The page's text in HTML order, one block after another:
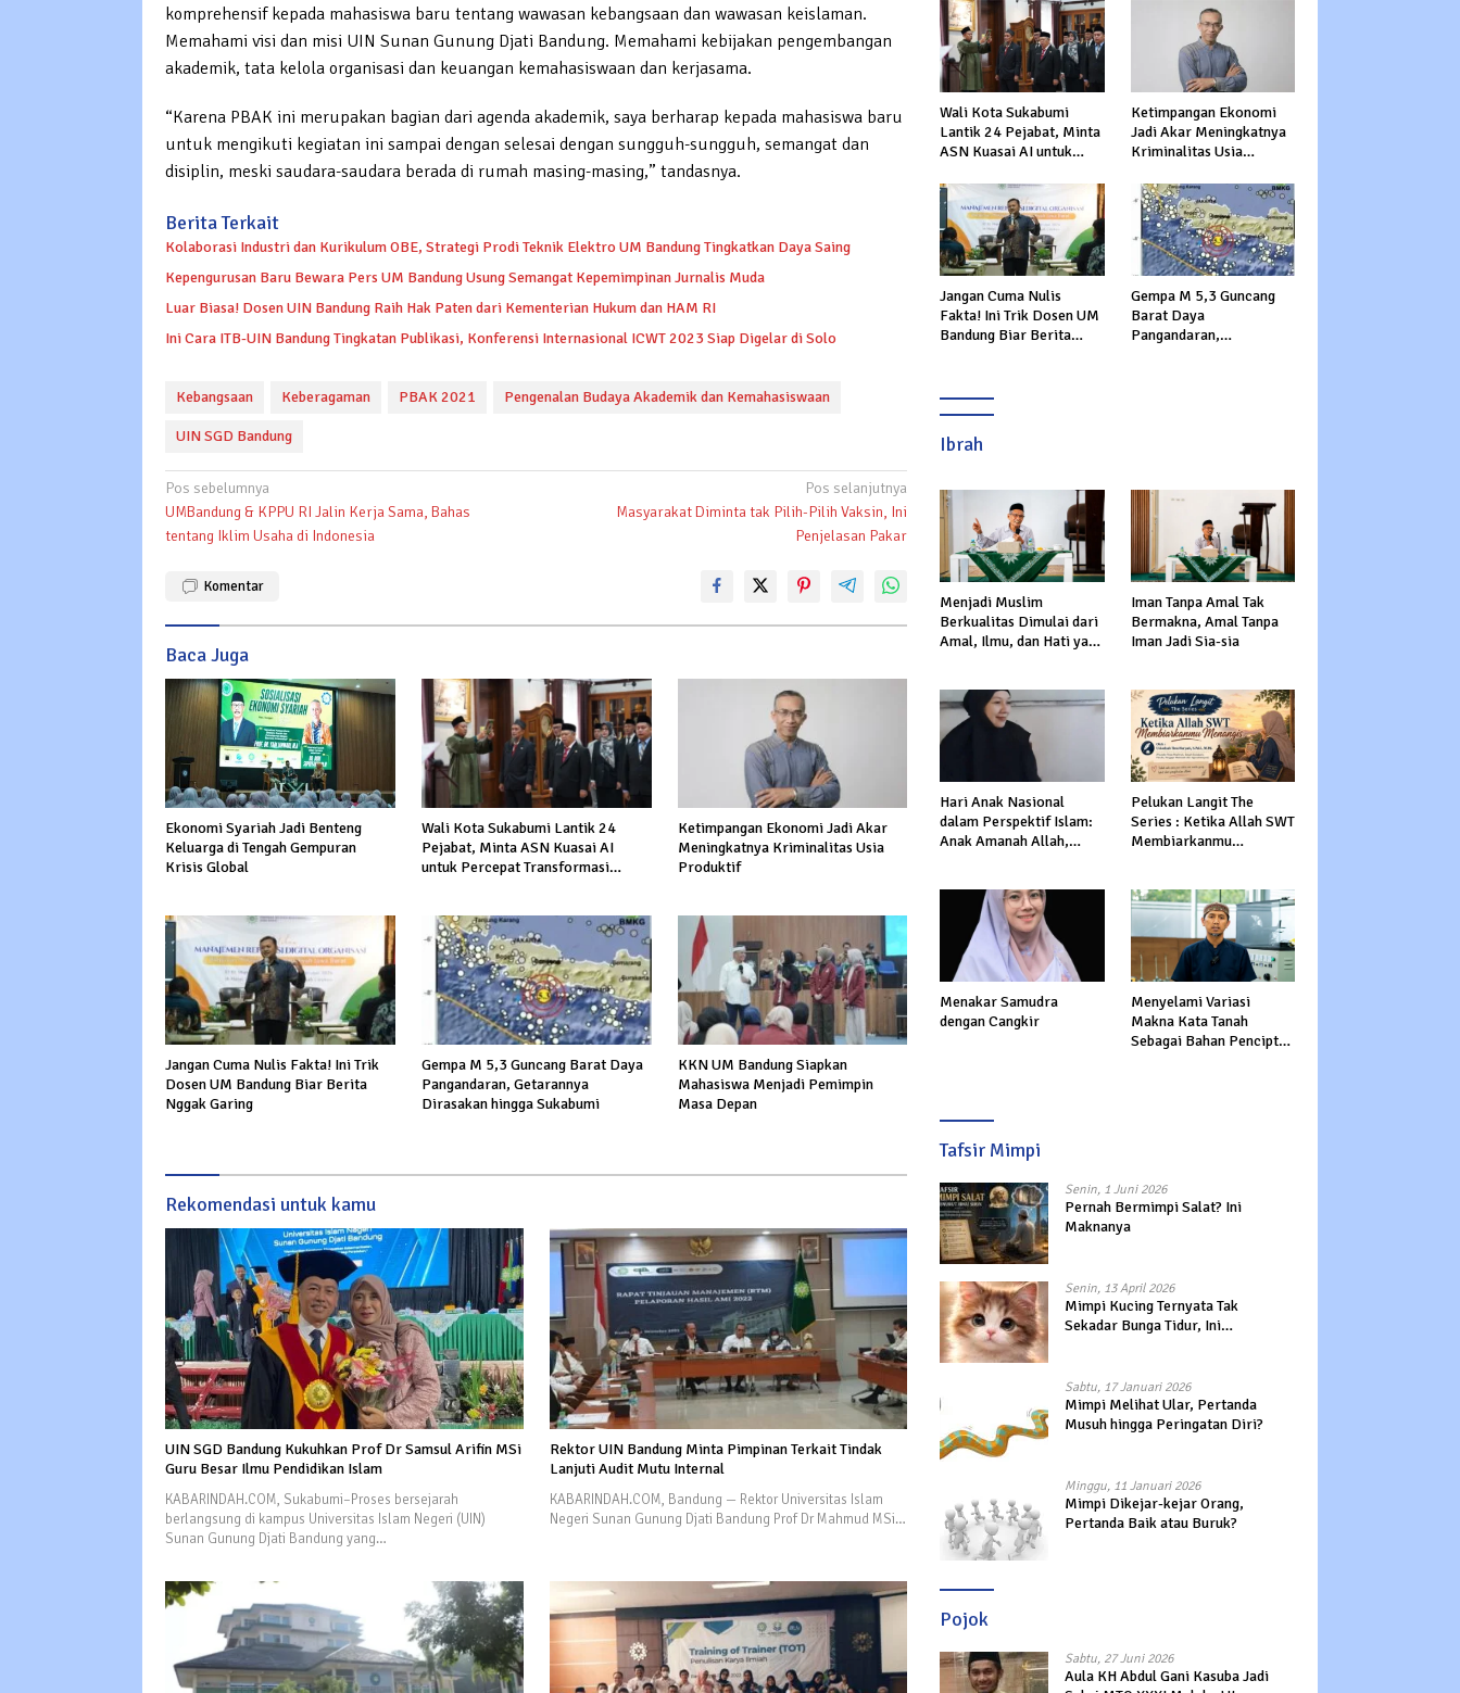
komprehensif kepada mahasiswa baru tentang wawasan kebangsaan dan wawasan keislaman.
Memahami visi dan misi UIN Sunan Gunung Djati Bandung. Memahami kebijakan pengembangan
akademik, tata kelola organisasi dan keuangan kemahasiswaan dan kerjasama.
“Karena PBAK ini merupakan bagian dari agenda akademik, saya berharap kepada mahasiswa baru
untuk mengikuti kegiatan ini sampai dengan selesai dengan sungguh-sungguh, semangat dan
disiplin, meski saudara-saudara berada di rumah masing-masing,” tandasnya.
Berita Terkait
Kolaborasi Industri dan Kurikulum OBE, Strategi Prodi Teknik Elektro UM Bandung Tingkatkan Daya Saing
Kepengurusan Baru Bewara Pers UM Bandung Usung Semangat Kepemimpinan Jurnalis Muda
Luar Biasa! Dosen UIN Bandung Raih Hak Paten dari Kementerian Hukum dan HAM RI
Ini Cara ITB-UIN Bandung Tingkatan Publikasi, Konferensi Internasional ICWT 2023 Siap Digelar di Solo
Kebangsaan Keberagaman PBAK 2021 Pengenalan Budaya Akademik dan Kemahasiswaan
UIN SGD Bandung
Navigasi
pos
Pos sebelumnya
UMBandung & KPPU RI Jalin Kerja Sama, Bahas
tentang Iklim Usaha di Indonesia
Pos selanjutnya
Masyarakat Diminta tak Pilih-Pilih Vaksin, Ini
Penjelasan Pakar
Komentar
Baca Juga
Ekonomi Syariah Jadi Benteng
Keluarga di Tengah Gempuran
Krisis Global
Wali Kota Sukabumi Lantik 24
Pejabat, Minta ASN Kuasai AI
untuk Percepat Transformasi
Ketimpangan Ekonomi Jadi Akar
Meningkatnya Kriminalitas Usia
Produktif
Jangan Cuma Nulis Fakta! Ini Trik
Dosen UM Bandung Biar Berita
Nggak Garing
Gempa M 5,3 Guncang Barat Daya
Pangandaran, Getarannya
Dirasakan hingga Sukabumi
KKN UM Bandung Siapkan
Mahasiswa Menjadi Pemimpin
Masa Depan
Rekomendasi untuk kamu
UIN SGD Bandung Kukuhkan Prof Dr Samsul Arifin MSi
Guru Besar Ilmu Pendidikan Islam
KABARINDAH.COM, Sukabumi–Proses bersejarah
berlangsung di kampus Universitas Islam Negeri (UIN)
Sunan Gunung Djati Bandung yang…
Rektor UIN Bandung Minta Pimpinan Terkait Tindak
Lanjuti Audit Mutu Internal
KABARINDAH.COM, Bandung — Rektor Universitas Islam
Negeri Sunan Gunung Djati Bandung Prof Dr Mahmud MSi…
Wali Kota Sukabumi
Lantik 24 Pejabat, Minta
ASN Kuasai AI untuk
Layanan Publik
Ketimpangan Ekonomi
Jadi Akar Meningkatnya
Kriminalitas Usia
Jangan Cuma Nulis
Fakta! Ini Trik Dosen UM
Bandung Biar Berita
Gempa M 5,3 Guncang
Barat Daya
Pangandaran,
Ibrah
Menjadi Muslim
Berkualitas Dimulai dari
Amal, Ilmu, dan Hati yang
Iman Tanpa Amal Tak
Bermakna, Amal Tanpa
Iman Jadi Sia-sia
Hari Anak Nasional
dalam Perspektif Islam:
Anak Amanah Allah,
Pelukan Langit The
Series : Ketika Allah SWT
Membiarkanmu
Menakar Samudra
dengan Cangkir
Menyelami Variasi
Makna Kata Tanah
Sebagai Bahan Pencipta
Tafsir Mimpi
Senin, 1 Juni 2026
Pernah Bermimpi Salat? Ini
Maknanya
Senin, 13 April 2026
Mimpi Kucing Ternyata Tak
Sekadar Bunga Tidur, Ini
Sabtu, 17 Januari 2026
Mimpi Melihat Ular, Pertanda
Musuh hingga Peringatan Diri?
Minggu, 11 Januari 2026
Mimpi Dikejar-kejar Orang,
Pertanda Baik atau Buruk?
Pojok
Sabtu, 27 Juni 2026
Aula KH Abdul Gani Kasuba Jadi